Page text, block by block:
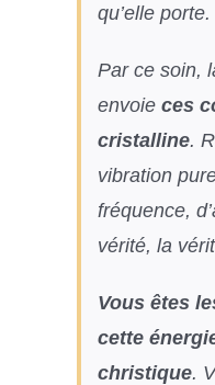
qu’elle porte.
Par ce soin,
envoie ces
cristalline.
vibration
fréquence,
vérité, la
Vous êtes
cette
christique.